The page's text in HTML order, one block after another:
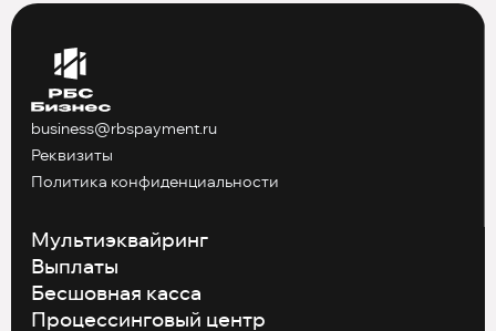
business@rbspayment.ru
Реквизиты
Политика конфиденциальности
Мультиэквайринг
Выплаты
Бесшовная касса
Процессинговый центр